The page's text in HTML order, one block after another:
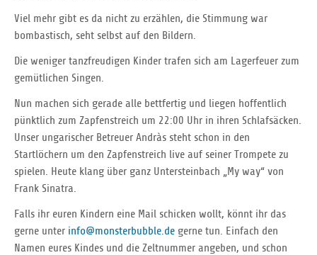
Viel mehr gibt es da nicht zu erzählen, die Stimmung war
bombastisch, seht selbst auf den Bildern.
Die weniger tanzfreudigen Kinder trafen sich am Lagerfeuer zum
gemütlichen Singen.
Nun machen sich gerade alle bettfertig und liegen hoffentlich
pünktlich zum Zapfenstreich um 22:00 Uhr in ihren Schlafsäcken.
Unser ungarischer Betreuer Andràs steht schon in den
Startlöchern um den Zapfenstreich live auf seiner Trompete zu
spielen. Heute klang über ganz Untersteinbach „My way“ von
Frank Sinatra.
Falls ihr euren Kindern eine Mail schicken wollt, könnt ihr das
gerne unter info@monsterbubble.de gerne tun. Einfach den
Namen eures Kindes und die Zeltnummer angeben, und schon